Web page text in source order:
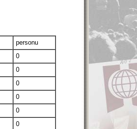
personu
0
0
0
0
0
0